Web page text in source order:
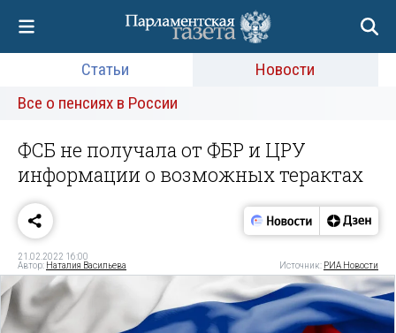
Статьи
Новости
Все о пенсиях в России
ФСБ не получала от ФБР и ЦРУ
информации о возможных терактах
21.02.2022 16:00
Автор: Наталия Васильева Источник: РИА Новости